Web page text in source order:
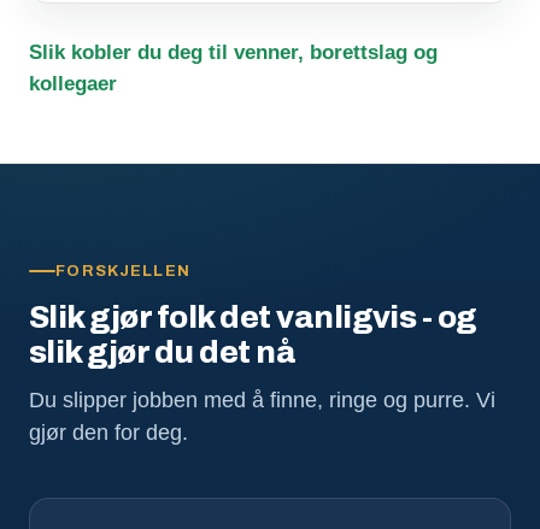
Slik kobler du deg til venner, borettslag og
kollegaer
FORSKJELLEN
Slik gjør folk det vanligvis - og
slik gjør du det nå
Du slipper jobben med å finne, ringe og purre. Vi
gjør den for deg.